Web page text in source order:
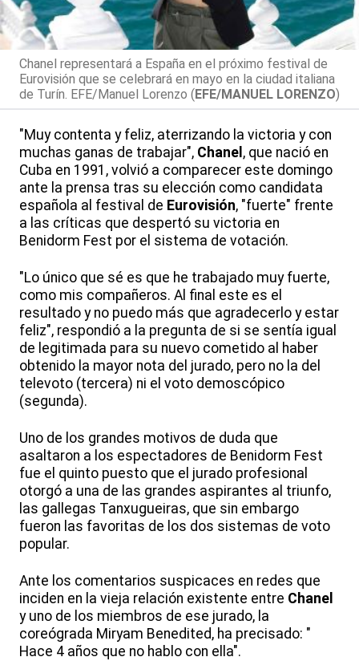
Chanel representará a España en el próximo festival de
Eurovisión que se celebrará en mayo en la ciudad italiana
de Turín. EFE/Manuel Lorenzo (EFE/MANUEL LORENZO)
"Muy contenta y feliz, aterrizando la victoria y con
muchas ganas de trabajar", Chanel , que nació en
Cuba en 1991, volvió a comparecer este domingo
ante la prensa tras su elección como candidata
española al festival de Eurovisión, "fuerte" frente
a las críticas que despertó su victoria en
Benidorm Fest por el sistema de votación.
"Lo único que sé es que he trabajado muy fuerte,
como mis compañeros. Al final este es el
resultado y no puedo más que agradecerlo y estar
feliz", respondió a la pregunta de si se sentía igual
de legitimada para su nuevo cometido al haber
obtenido la mayor nota del jurado, pero no la del
televoto (tercera) ni el voto demoscópico
(segunda).
Uno de los grandes motivos de duda que
asaltaron a los espectadores de Benidorm Fest
fue el quinto puesto que el jurado profesional
otorgó a una de las grandes aspirantes al triunfo,
las gallegas Tanxugueiras, que sin embargo
fueron las favoritas de los dos sistemas de voto
popular.
Ante los comentarios suspicaces en redes que
inciden en la vieja relación existente entre Chanel
y uno de los miembros de ese jurado, la
coreógrada Miryam Benedited, ha precisado: "
Hace 4 años que no hablo con ella".